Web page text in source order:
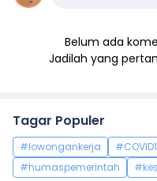
Belum ada
Jadilah yang
Tagar Populer
#lowongankerja
#humaspemerintah